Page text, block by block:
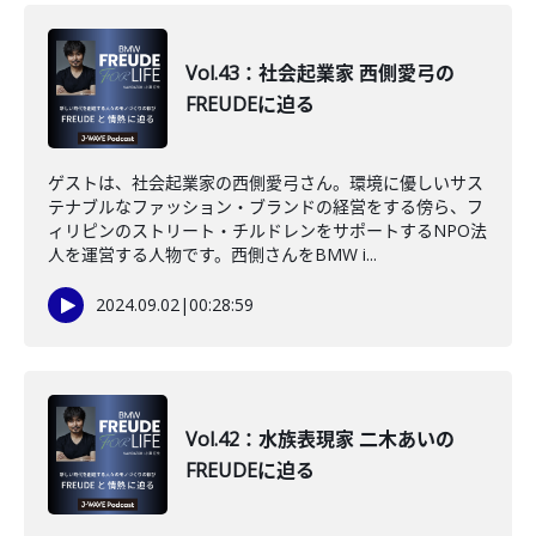
Vol.43：社会起業家 西側愛弓の
FREUDEに迫る
ゲストは、社会起業家の西側愛弓さん。環境に優しいサス
テナブルなファッション・ブランドの経営をする傍ら、フ
ィリピンのストリート・チルドレンをサポートするNPO法
人を運営する人物です。西側さんをBMW i...
2024.09.02|00:28:59
Vol.42：水族表現家 二木あいの
FREUDEに迫る